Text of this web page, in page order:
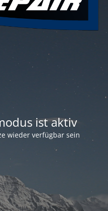
ist aktiv
wieder verfügbar sein